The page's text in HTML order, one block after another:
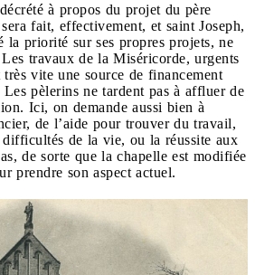
à propos du projet du père
fait, effectivement, et saint Joseph,
la priorité sur ses propres projets, ne
travaux de la Miséricorde, urgents
très vite une source de financement
Les pèlerins ne tardent pas à affluer de
Ici, on demande aussi bien à
de l’aide pour trouver du travail,
difficultés de la vie, ou la réussite aux
de sorte que la chapelle est modifiée
prendre son aspect actuel.